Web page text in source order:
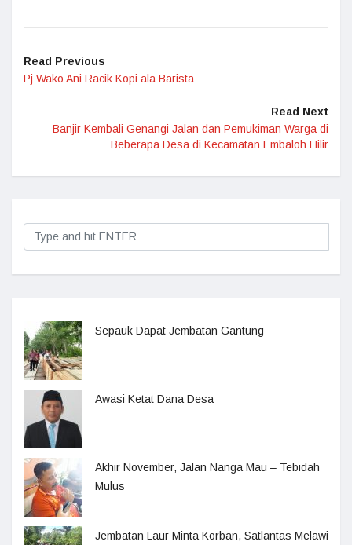
Read Previous
Pj Wako Ani Racik Kopi ala Barista
Read Next
Banjir Kembali Genangi Jalan dan Pemukiman Warga di
Beberapa Desa di Kecamatan Embaloh Hilir
Sepauk Dapat Jembatan Gantung
Awasi Ketat Dana Desa
Akhir November, Jalan Nanga Mau – Tebidah
Mulus
Jembatan Laur Minta Korban, Satlantas Melawi